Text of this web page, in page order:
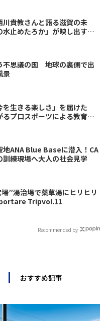
川貴教さんと語る滋賀の未
止めたろか」が映し出す価
不思議の国 地球の裏側で出
景
を生きる楽しさ」を届けた
プロスポーツによる教育改
地ANA Blue Baseに潜入！CA
訓練現場へ大人の社会見学
”湯治場で薬草湯にヒリヒリ
Tripvol.11
Recommended by
おすすめ記事